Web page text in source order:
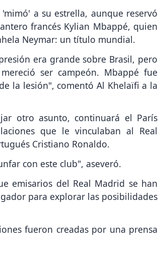
a su estrella, aunque reservó
francés Kylian Mbappé, quien
Neymar: un título mundial.
era grande sobre Brasil, pero
ser campeón. Mbappé fue
la lesión", comentó Al Khelaïfi a la
otro asunto, continuará el París
que le vinculaban al Real
Cristiano Ronaldo.
con este club", aseveró.
emisarios del Real Madrid se han
para explorar las posibilidades
fueron creadas por una prensa